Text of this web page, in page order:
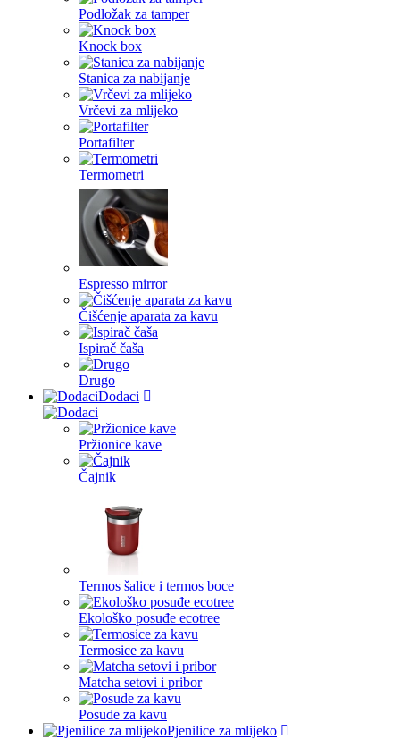
Podložak za tamper
Knock box
Stanica za nabijanje
Vrčevi za mlijeko
Portafilter
Termometri
Espresso mirror
Čišćenje aparata za kavu
Ispirač čaša
Drugo
Dodaci
Pržionice kave
Čajnik
Termos šalice i termos boce
Ekološko posuđe ecotree
Termosice za kavu
Matcha setovi i pribor
Posude za kavu
Pjenilice za mlijeko